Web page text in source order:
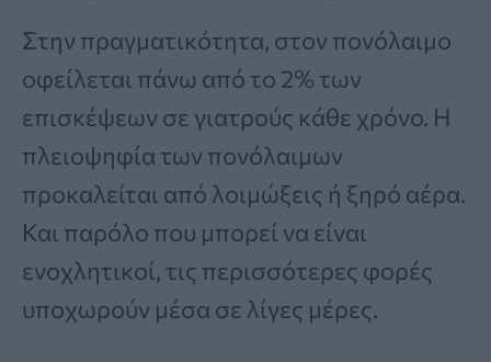
Στην πραγματικότητα, στον πονόλαιμο
οφείλεται πάνω από το 2% των
επισκέψεων σε γιατρούς κάθε χρόνο. Η
πλειοψηφία των πονόλαιμων
προκαλείται από λοιμώξεις ή ξηρό αέρα.
Και παρόλο που μπορεί να είναι
ενοχλητικοί, τις περισσότερες φορές
υποχωρούν μέσα σε λίγες μέρες.